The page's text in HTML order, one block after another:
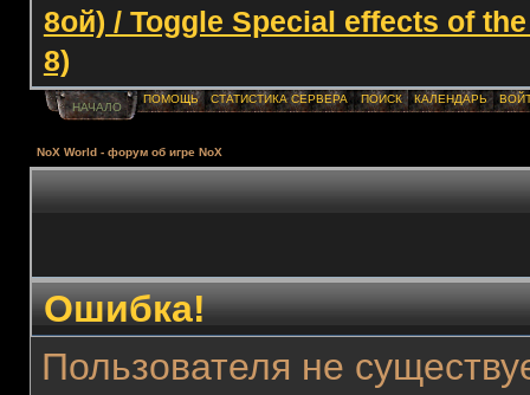
8ой) / Toggle Special effects of
8)
НАЧАЛО
ПОМОЩЬ СТАТИСТИКА СЕРВЕРА ПОИСК КАЛЕНДАРЬ
NoX World - форум об игре NoX
Ошибка!
Пользователя не